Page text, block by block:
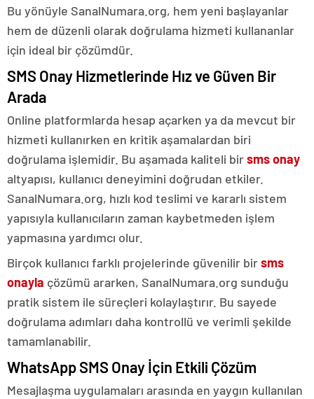
Bu yönüyle SanalNumara.org, hem yeni başlayanlar
hem de düzenli olarak doğrulama hizmeti kullananlar
için ideal bir çözümdür.
SMS Onay Hizmetlerinde Hız ve Güven Bir
Arada
Online platformlarda hesap açarken ya da mevcut bir
hizmeti kullanırken en kritik aşamalardan biri
doğrulama işlemidir. Bu aşamada kaliteli birsms onay
altyapısı, kullanıcı deneyimini doğrudan etkiler.
SanalNumara.org, hızlı kod teslimi ve kararlı sistem
yapısıyla kullanıcıların zaman kaybetmeden işlem
yapmasına yardımcı olur.
Birçok kullanıcı farklı projelerinde güvenilir birsms
onayla çözümü ararken, SanalNumara.org sunduğu
pratik sistem ile süreçleri kolaylaştırır. Bu sayede
doğrulama adımları daha kontrollü ve verimli şekilde
tamamlanabilir.
WhatsApp SMS Onay İçin Etkili Çözüm
Mesajlaşma uygulamaları arasında en yaygın kullanılan